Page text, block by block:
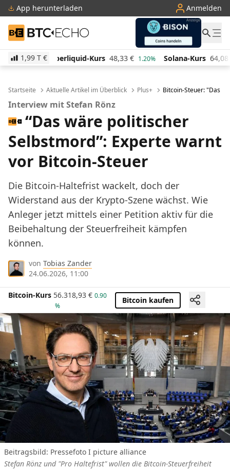
App herunterladen Anmelden
BTC-ECHO
1,99 T €
Kurs 48,33 1.20% Solana-Kurs 64,08 € 0.70% TRON-Kurs
Startseite Aktuelle Artikel im Überblick Plus+ Bitcoin-Steuer: "Das
Interview mit Stefan Rönz
“Das wäre politischer
Selbstmord”: Experte warnt
vor Bitcoin-Steuer
Die Bitcoin-Haltefrist wackelt, doch der
Widerstand aus der Krypto-Szene wächst. Wie
Anleger jetzt mittels einer Petition aktiv für die
Beibehaltung der Steuerfreiheit kämpfen
können.
von Tobias Zander
24.06.2026, 11:00
Bitcoin-Kurs 56.318,93 € 0.90
%
Bitcoin kaufen
Beitragsbild: Pressefoto I picture alliance
Stefan Rönz und "Pro Haltefrist" wollen die Bitcoin-Steuerfreiheit